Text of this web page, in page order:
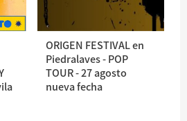
ORIGEN FESTIVAL en
Piedralaves - POP
TOUR - 27 agosto
nueva fecha